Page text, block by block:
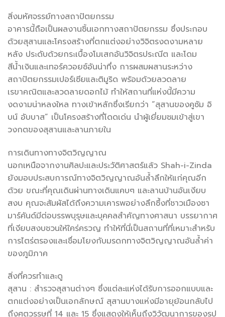
สิ่งมหัศจรรย์ทางสถาปัตยกรรม
อาคารนี้ถือเป็นผลงานชิ้นเอกทางสถาปัตยกรรม ซึ่งประกอบ
ด้วยสุสานและโครงสร้างที่ตกแต่งอย่างวิจิตรงดงามหลาย
หลัง ประดับด้วยกระเบื้องโมเสกอันวิจิตรประณีต และโดม
สีน้ำเงินและเทอร์ควอยซ์อันน่าทึ่ง การผสมผสานระหว่าง
สถาปัตยกรรมเปอร์เซียและติมูริด พร้อมด้วยลวดลาย
เรขาคณิตและลวดลายดอกไม้ ทำให้สถานที่แห่งนี้มีความ
งดงามน่าหลงใหล ทางเข้าหลักซึ่งเรียกว่า “สุสานของคูซัม อิ
บน์ อับบาส” เป็นโครงสร้างที่โดดเด่น นำผู้เยี่ยมชมเข้าสู่เขา
วงกตของสุสานและลานภายใน
การเดินทางทางจิตวิญญาณ
นอกเหนือจากงานศิลปะและประวัติศาสตร์แล้ว Shah-i-Zinda
ยังมอบประสบการณ์ทางจิตวิญญาณอันล้ำลึกให้แก่คุณอีก
ด้วย ขณะที่คุณเดินผ่านทางเดินแคบๆ และลานบ้านอันเงียบ
สงบ คุณจะสัมผัสได้ถึงความเคารพอย่างลึกซึ้งที่ชาวเมืองซา
มาร์คันด์มีต่อบรรพบุรุษและบุคคลสำคัญทางศาสนา บรรยากาศ
ที่เงียบสงบชวนให้ใคร่ครวญ ทำให้ที่นี่เป็นสถานที่ที่เหมาะสำหรับ
การไตร่ตรองและเชื่อมโยงกับมรดกทางจิตวิญญาณอันล้ำค่า
ของภูมิภาค
สิ่งที่ควรทำและดู
สุสาน : สำรวจสุสานต่างๆ ซึ่งแต่ละแห่งได้รับการออกแบบและ
ตกแต่งอย่างเป็นเอกลักษณ์ สุสานบางแห่งมีอายุย้อนกลับไป
ถึงศตวรรษที่ 14 และ 15 ซึ่งแสดงให้เห็นถึงวิวัฒนาการของรูป